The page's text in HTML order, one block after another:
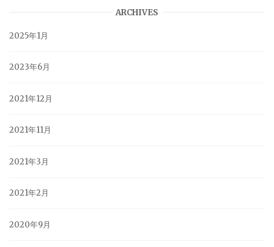
ARCHIVES
2025年1月
2023年6月
2021年12月
2021年11月
2021年3月
2021年2月
2020年9月